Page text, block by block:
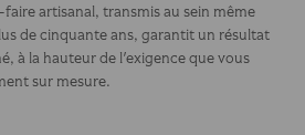
artisanal, transmis au sein même
de cinquante ans, garantit un résultat
à la hauteur de l'exigence que vous
sur mesure.